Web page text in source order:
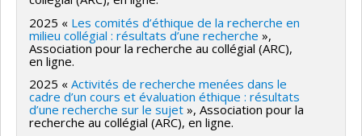
2025 « Les comités d’éthique de la recherche en
milieu collégial : résultats d’une recherche »,
Association pour la recherche au collégial (ARC),
en ligne.
2025 « Activités de recherche menées dans le
cadre d’un cours et évaluation éthique : résultats
d’une recherche sur le sujet », Association pour la
recherche au collégial (ARC), en ligne.